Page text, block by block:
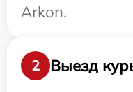
Arkon.
2
Выезд